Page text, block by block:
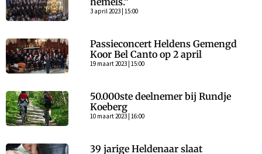
3 april 2023 | 15:00
Passieconcert Heldens Gemengd
Koor Bel Canto op 2 april
19 maart 2023 | 15:00
50.000ste deelnemer bij Rundje
Koeberg
10 maart 2023 | 16:00
39 jarige Heldenaar slaat